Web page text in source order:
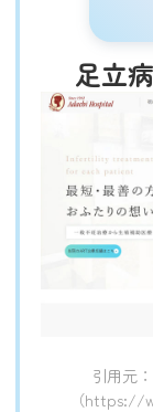
足立
引用元
（https://